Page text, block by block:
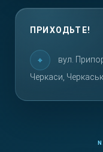
ПРИХОДЬТЕ!
вул.
Черкаси,